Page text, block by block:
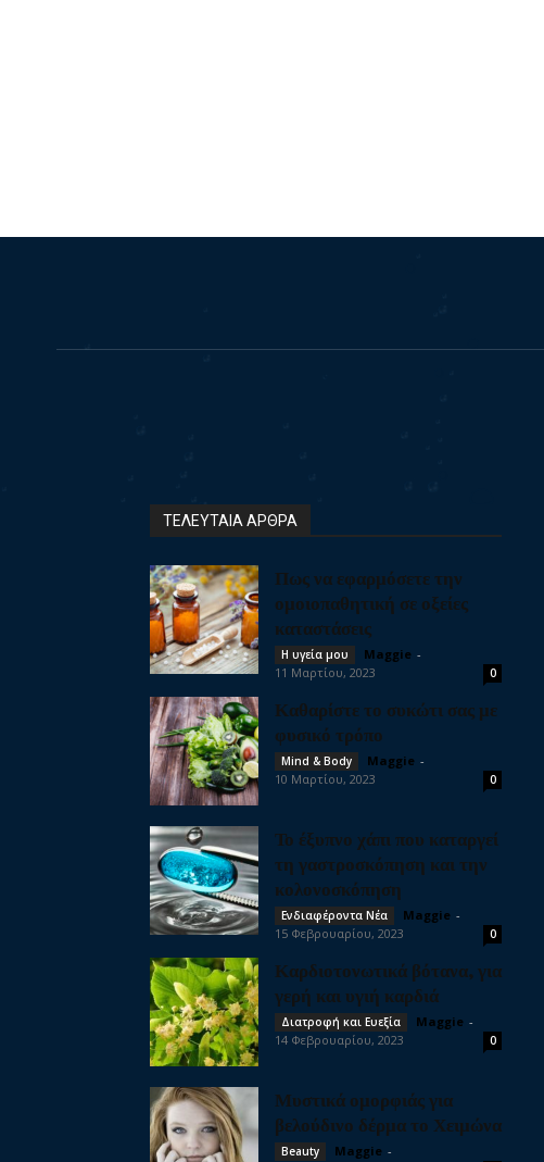
ΤΕΛΕΥΤΑΙΑ ΑΡΘΡΑ
Πως να εφαρμόσετε την
ομοιοπαθητική σε οξείες
καταστάσεις
Η υγεία μου Maggie -
11 Μαρτίου, 2023
0
Καθαρίστε το συκώτι σας με
φυσικό τρόπο
Mind & Body Maggie -
10 Μαρτίου, 2023
0
Το έξυπνο χάπι που καταργεί
τη γαστροσκόπηση και την
κολονοσκόπηση
Ενδιαφέροντα Νέα Maggie -
15 Φεβρουαρίου, 2023
0
Καρδιοτονωτικά βότανα, για
γερή και υγιή καρδιά
Διατροφή και Ευεξία Maggie -
14 Φεβρουαρίου, 2023
0
Μυστικά ομορφιάς για
βελούδινο δέρμα το Χειμώνα
Beauty Maggie -